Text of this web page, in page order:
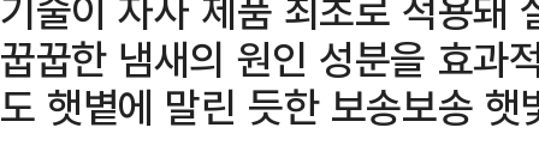
꿉꿉한 냄새의 원인 성분을 효과
도 햇볕에 말린 듯한 보송보송 햇